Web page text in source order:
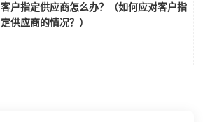
客户指定供应商怎么办？（如何应对客户指
定供应商的情况？）